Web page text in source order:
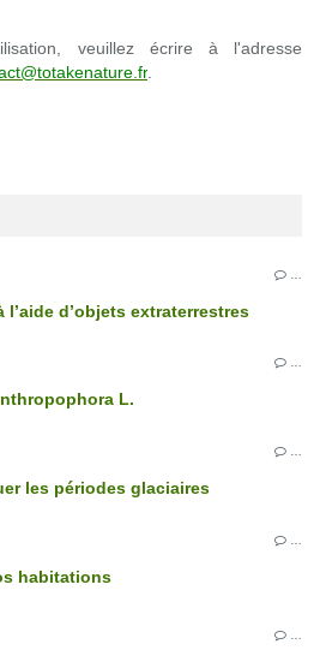
l’aide d’objets extraterrestres
…
L.
les périodes glaciaires
habitations
…
veuillez écrire à l'adresse